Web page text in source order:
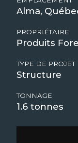
Alma,
PROPRIÉTAIRE
Produits
TYPE DE PROJET
Structure
TONNAGE
1.6